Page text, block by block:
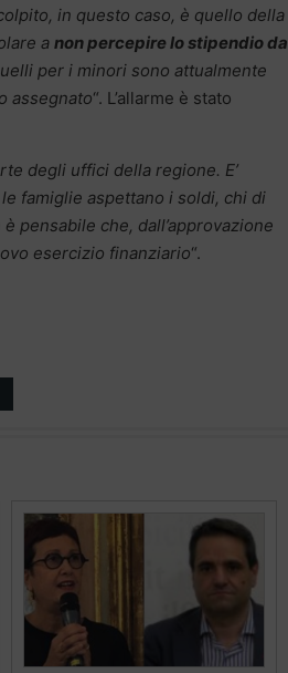
in questo caso, è quello della
a non percepire lo stipendio da
per i minori sono attualmente
assegnato“. L’allarme è stato
degli uffici della regione. E’
famiglie aspettano i soldi, chi di
pensabile che, dall’approvazione
esercizio finanziario“.